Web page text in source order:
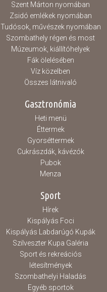
Szent Márton nyomában
Zsidó emlékek nyomában
Tudósok, művészek nyomában
Szombathely régen és most
Múzeumok, kiállítóhelyek
Fák ölelésében
Víz közelben
Összes látnivaló
Gasztronómia
Heti menü
Éttermek
Gyorséttermek
Cukrászdák, kávézók
Pubok
Menza
Sport
Hírek
Kispályás Foci
Kispályás Labdarúgó Kupák
Szilveszter Kupa Galéria
Sport és rekreációs
létesítmények
Szombathelyi Haladás
Egyéb sportok